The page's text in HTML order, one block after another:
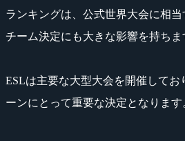
ランキングは、公式世界大会に相
チーム決定にも大きな影響を持ちま
ESLは主要な大型大会を開催してお
ーンにとって重要な決定となります